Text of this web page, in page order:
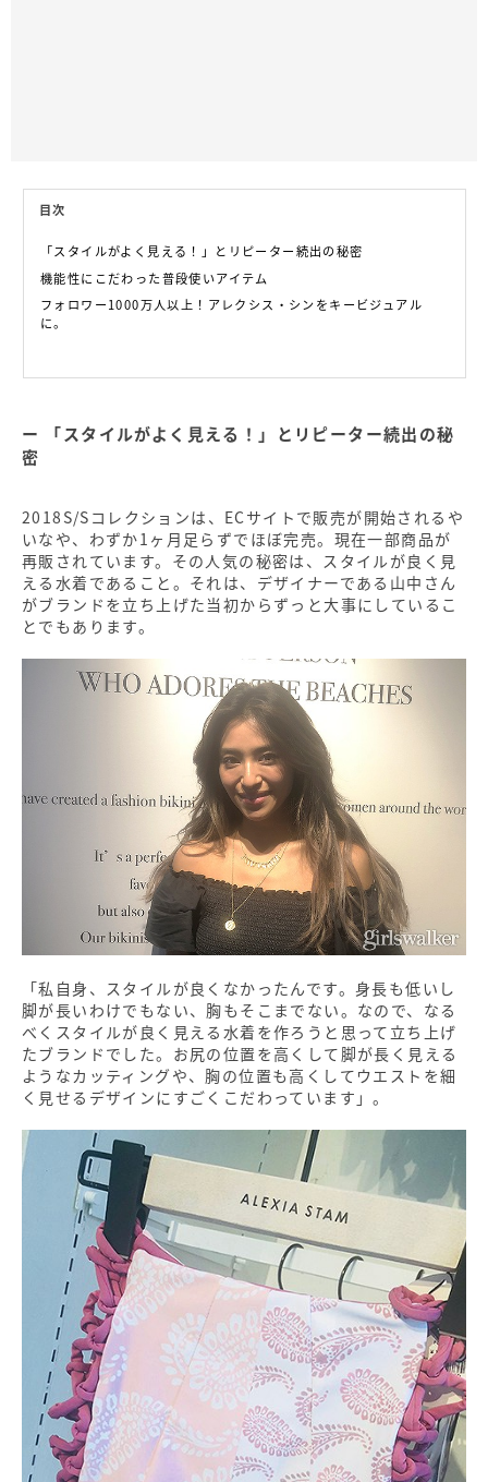
目次
「スタイルがよく見える！」とリピーター続出の秘密
機能性にこだわった普段使いアイテム
フォロワー1000万人以上！アレクシス・シンをキービジュアル
に。
「スタイルがよく見える！」とリピーター続出の秘
密
2018S/Sコレクションは、ECサイトで販売が開始されるや
いなや、わずか1ヶ月足らずでほぼ完売。現在一部商品が
再販されています。その人気の秘密は、スタイルが良く見
える水着であること。それは、デザイナーである山中さん
がブランドを立ち上げた当初からずっと大事にしているこ
とでもあります。
「私自身、スタイルが良くなかったんです。身長も低いし
脚が長いわけでもない、胸もそこまでない。なので、なる
べくスタイルが良く見える水着を作ろうと思って立ち上げ
たブランドでした。お尻の位置を高くして脚が長く見える
ようなカッティングや、胸の位置も高くしてウエストを細
く見せるデザインにすごくこだわっています」。